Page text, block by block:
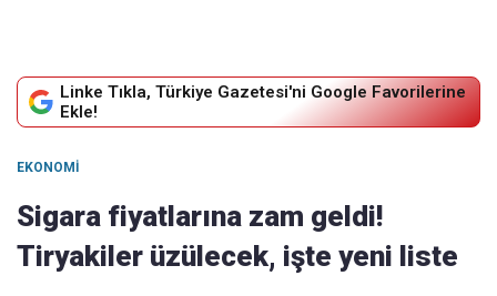
Linke Tıkla, Türkiye Gazetesi'ni Google Favorilerine
Ekle!
EKONOMI
Sigara fiyatlarına zam geldi!
Tiryakiler üzülecek, işte yeni liste